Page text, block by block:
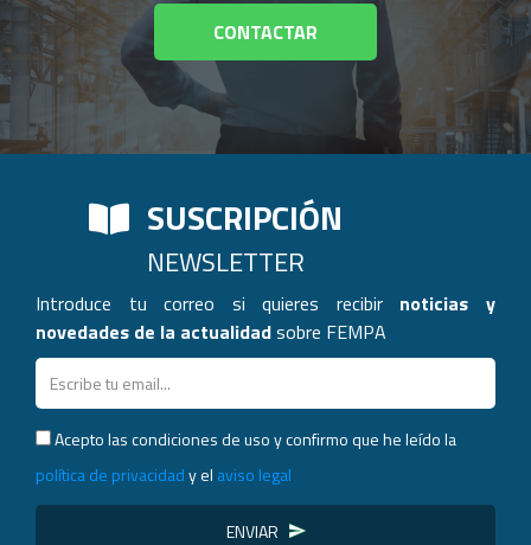
CONTACTAR
SUSCRIPCIÓN
NEWSLETTER
Introduce tu correo si quieres recibir noticias y
novedades de la actualidadsobre FEMPA
Acepto las condiciones de uso y confirmo que he leído la
política de privacidady el aviso legal
ENVIAR